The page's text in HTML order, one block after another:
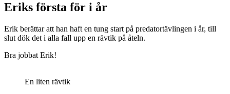
Eriks första för i år
Erik berättar att han haft en tung start på predatortävlingen i år, till
slut dök det i alla fall upp en rävtik på åteln.
Bra jobbat Erik!
En liten rävtik